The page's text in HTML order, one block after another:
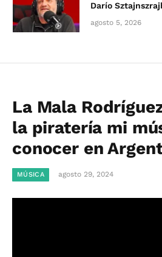
Darío
agosto 5, 2026
La Mala
la piratería mi
conocer en
MÚSICA agosto 29, 2024